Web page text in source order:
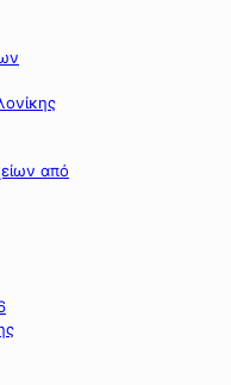
από